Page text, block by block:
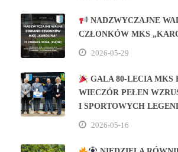
NADZWYCZAJNE
CZŁONKÓW MKS
2026-05-29
GALA 80‑LECIA MKS
WIECZÓR PEŁEN
I SPORTOWYCH
2026-05-16